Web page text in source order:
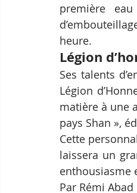
première
heure.
Légion
Ses talents
Légion
matière à une
pays Shan »,
Cette
laissera un
enthousiasme
Par Rémi Abad